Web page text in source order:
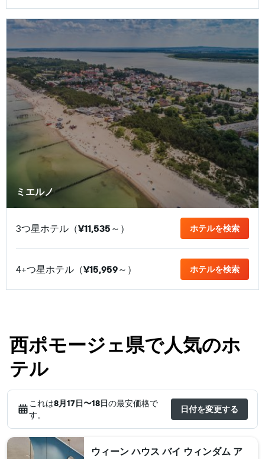
ミエルノ
3つ星ホテル（¥11,535 ​～） ホテルを検索
4+つ星ホテル（¥15,959​～） ホテルを検索
西ポモージェ県で人気のホ
テル
これは8月17日​〜18日の最安価格で
す。
日付を変更する
ウィーン ハウス バイ ウィンダム ア